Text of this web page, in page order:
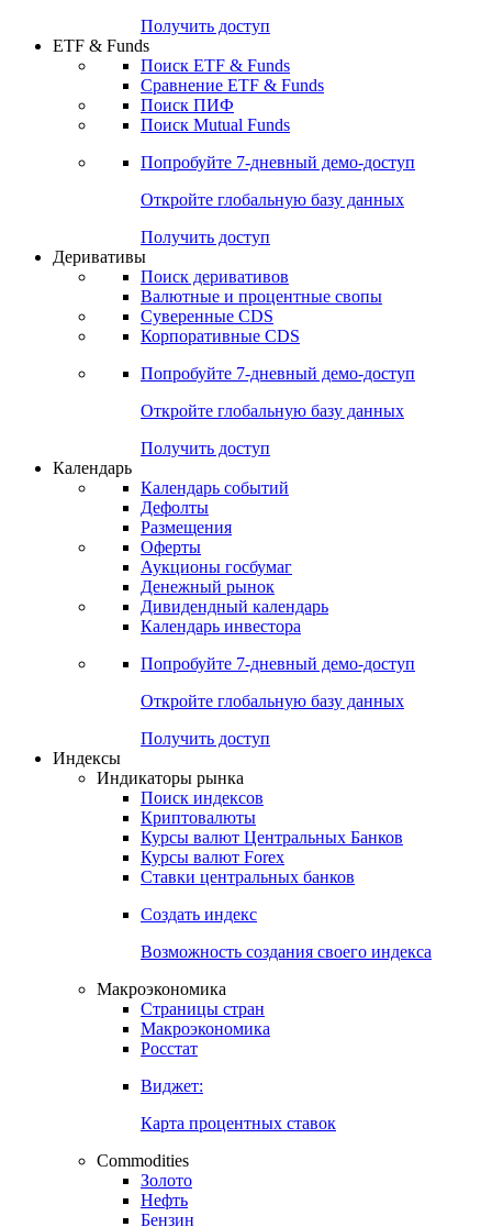
Попробуйте7-дневный
Откройте глобальную базу данных
Получить доступ
ETF & Funds
Сравнение ETF & Funds
Поиск Mutual Funds
Попробуйте7-дневный
Откройте глобальную базу данных
Получить доступ
Деривативы
Валютные и процентные свопы
Корпоративные CDS
Попробуйте7-дневный
Откройте глобальную базу данных
Получить доступ
Календарь
Календарь событий
Дефолты
Размещения
Оферты
Денежный рынок
Календарь инвестора
Попробуйте7-дневный
Откройте глобальную базу данных
Получить доступ
Индикаторы рынка
Поиск индексов
Курсы валют Центральных Банков
Ставки центральных банков
Создать индекс
Возможность создания своего индекса
Страницы стран
Росстат
Виджет:
Карта процентных ставок